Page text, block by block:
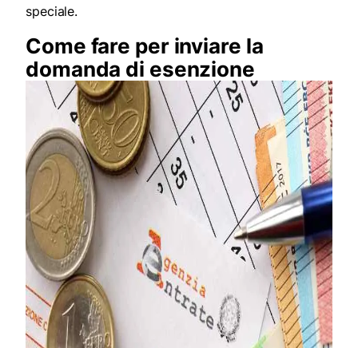
speciale.
Come fare per inviare la
domanda di esenzione